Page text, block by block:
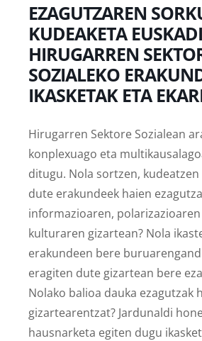
EZAGUTZAREN
KUDEAKETA
HIRUGARREN
SOZIALEKO
IKASKETAK ETA
Hirugarren Sektore Sozialean
konplexuago eta
ditugu. Nola sortzen,
dute erakundeek haien
informazioaren,
kulturaren gizartean? Nola
erakundeen bere
eragiten dute gizartean bere
Nolako balioa dauka ezagutzak
gizartearentzat? Jardunaldi
hausnarketa egiten dugu